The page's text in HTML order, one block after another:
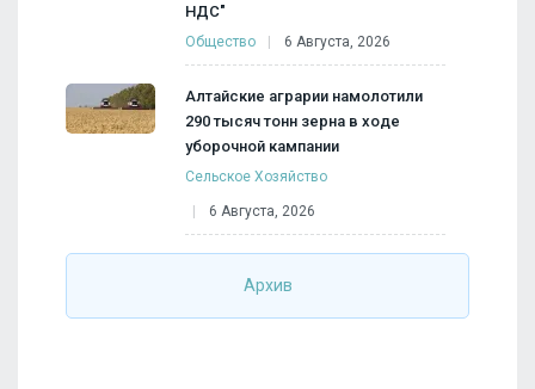
НДС"
Общество 6 Августа, 2026
Алтайские аграрии намолотили
290 тысяч тонн зерна в ходе
уборочной кампании
Сельское Хозяйство
6 Августа, 2026
Архив